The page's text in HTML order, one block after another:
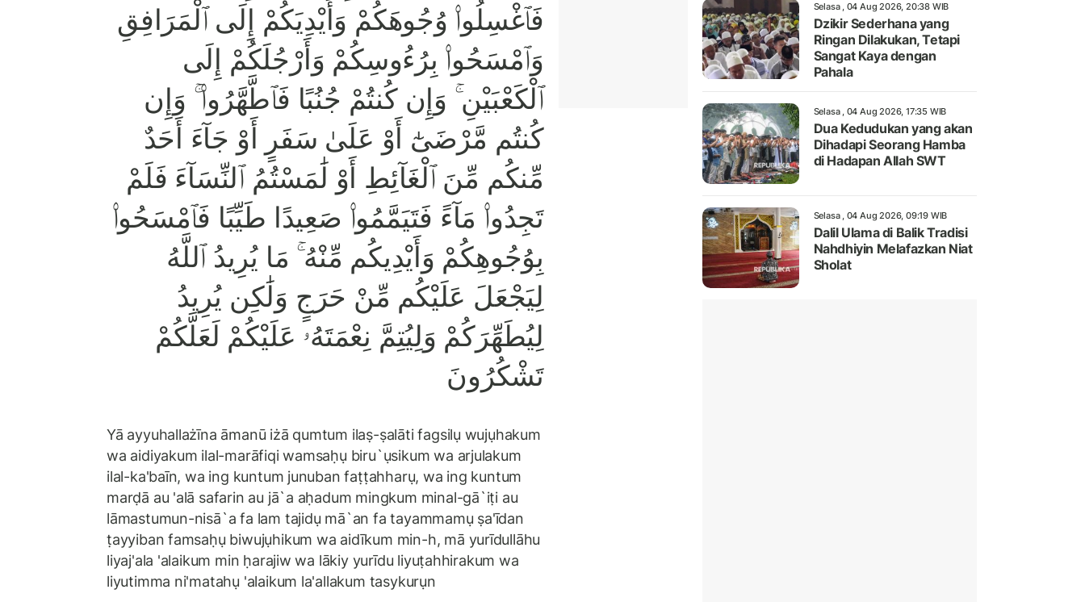
فَٱغْسِلُوا۟ وُجُوهَكُمْ وَأَيْدِيَكُمْ إِلَى ٱلْمَرَافِقِ
وَٱمْسَحُوا۟ بِرُءُوسِكُمْ وَأَرْجُلَكُمْ إِلَى
ٱلْكَعْبَيْنِ ۚ وَإِن كُنتُمْ جُنُبًا فَٱطَّهَّرُوا۟ ۚ وَإِن
كُنتُم مَّرْضَىٰٓ أَوْ عَلَىٰ سَفَرٍ أَوْ جَآءَ أَحَدٌ
مِّنكُم مِّنَ ٱلْغَآئِطِ أَوْ لَٰمَسْتُمُ ٱلنِّسَآءَ فَلَمْ
تَجِدُوا۟ مَآءً فَتَيَمَّمُوا۟ صَعِيدًا طَيِّبًا فَٱمْسَحُوا۟
بِوُجُوهِكُمْ وَأَيْدِيكُم مِّنْهُ ۚ مَا يُرِيدُ ٱللَّهُ
لِيَجْعَلَ عَلَيْكُم مِّنْ حَرَجٍ وَلَٰكِن يُرِيدُ
لِيُطَهِّرَكُمْ وَلِيُتِمَّ نِعْمَتَهُۥ عَلَيْكُمْ لَعَلَّكُمْ
تَشْكُرُونَ
Yā ayyuhallażīna āmanū iżā qumtum ilaṣ-ṣalāti fagsilụ wujụhakum
wa aidiyakum ilal-marāfiqi wamsaḥụ biru`ụsikum wa arjulakum
ilal-ka'baīn, wa ing kuntum junuban faṭṭahharụ, wa ing kuntum
marḍā au 'alā safarin au jā`a aḥadum mingkum minal-gā`iṭi au
lāmastumun-nisā`a fa lam tajidụ mā`an fa tayammamụ ṣa'īdan
ṭayyiban famsaḥụ biwujụhikum wa aidīkum min-h, mā yurīdullāhu
liyaj'ala 'alaikum min ḥarajiw wa lākiy yurīdu liyuṭahhirakum wa
liyutimma ni'matahụ 'alaikum la'allakum tasykurụn
Selasa , 04 Aug 2026, 20:38 WIB
Dzikir Sederhana yang
Ringan Dilakukan, Tetapi
Sangat Kaya dengan
Pahala
Selasa , 04 Aug 2026, 17:35 WIB
Dua Kedudukan yang akan
Dihadapi Seorang Hamba
di Hadapan Allah SWT
Selasa , 04 Aug 2026, 09:19 WIB
Dalil Ulama di Balik Tradisi
Nahdhiyin Melafazkan Niat
Sholat